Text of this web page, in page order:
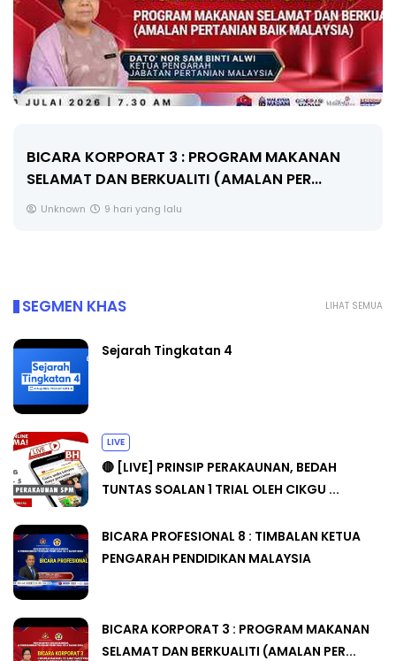
BICARA KORPORAT 3 : PROGRAM MAKANAN
SELAMAT DAN BERKUALITI (AMALAN PER...
Unknown 9 hari yang lalu
LIHAT SEMUA
SEGMEN KHAS
Sejarah Tingkatan 4
LIVE
🔴 [LIVE] PRINSIP PERAKAUNAN, BEDAH
TUNTAS SOALAN 1 TRIAL OLEH CIKGU ...
BICARA PROFESIONAL 8 : TIMBALAN KETUA
PENGARAH PENDIDIKAN MALAYSIA
BICARA KORPORAT 3 : PROGRAM MAKANAN
SELAMAT DAN BERKUALITI (AMALAN PER...